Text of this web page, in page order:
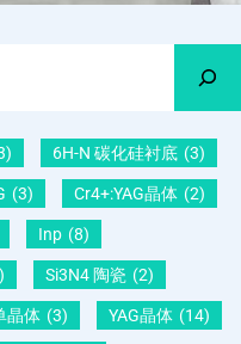
6H-N 碳化硅衬底 (3)
(3) Cr4+:YAG晶体 (2)
Inp (8)
Si3N4 陶瓷 (2)
晶体 (3) YAG晶体 (14)